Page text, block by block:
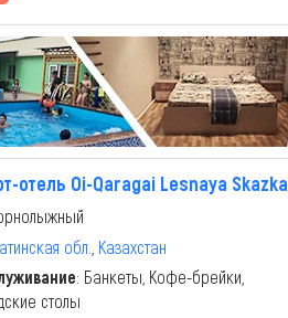
отель Oi-Qaragai Lesnaya Skazka
обл. Казахстан
: Банкеты, Кофе-брейки,
столы